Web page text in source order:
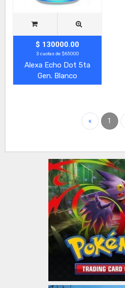
$ 130000.00
3 cuotas de $65000
Alexa Echo Dot 5ta
Gen. Blanco
« 1